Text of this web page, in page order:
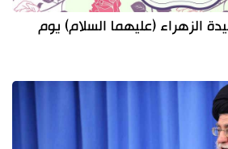
الزهراء (عليهما السلام) يوم